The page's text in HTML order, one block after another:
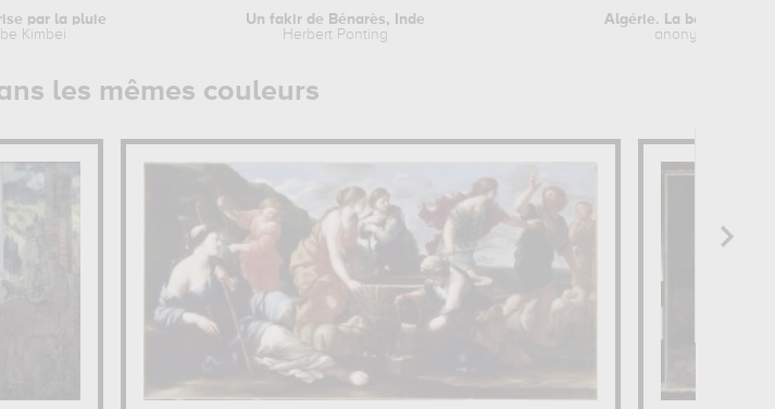
par la pluie
Kimbei
Un fakir de Bénarès, Inde
Herbert Ponting
Algérie. La belle Fatma
anonyme
les mêmes couleurs